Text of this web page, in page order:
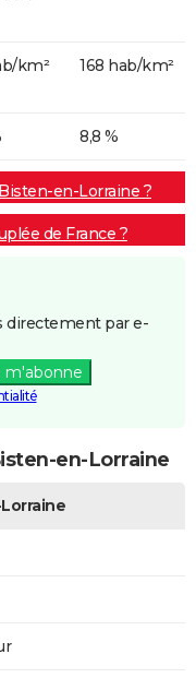
km² 168 hab/km²
8,8 %
en-Lorraine ?
de France ?
directement par e-
m'abonne
en-Lorraine